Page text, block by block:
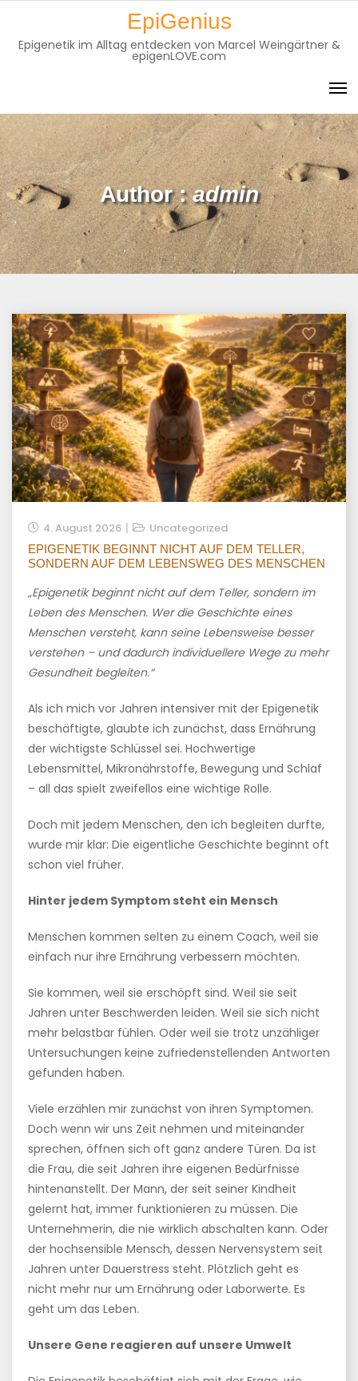
content
EpiGenius
Epigenetik im Alltag entdecken von Marcel Weingärtner &
epigenLOVE.com
Author :admin
4. August 2026 Uncategorized
EPIGENETIK BEGINNT NICHT AUF DEM TELLER,
SONDERN AUF DEM LEBENSWEG DES MENSCHEN
„Epigenetik beginnt nicht auf dem Teller, sondern im
Leben des Menschen. Wer die Geschichte eines
Menschen versteht, kann seine Lebensweise besser
verstehen – und dadurch individuellere Wege zu mehr
Gesundheit begleiten.“
Als ich mich vor Jahren intensiver mit der Epigenetik
beschäftigte, glaubte ich zunächst, dass Ernährung
der wichtigste Schlüssel sei. Hochwertige
Lebensmittel, Mikronährstoffe, Bewegung und Schlaf
– all das spielt zweifellos eine wichtige Rolle.
Doch mit jedem Menschen, den ich begleiten durfte,
wurde mir klar: Die eigentliche Geschichte beginnt oft
schon viel früher.
Hinter jedem Symptom steht ein Mensch
Menschen kommen selten zu einem Coach, weil sie
einfach nur ihre Ernährung verbessern möchten.
Sie kommen, weil sie erschöpft sind. Weil sie seit
Jahren unter Beschwerden leiden. Weil sie sich nicht
mehr belastbar fühlen. Oder weil sie trotz unzähliger
Untersuchungen keine zufriedenstellenden Antworten
gefunden haben.
Viele erzählen mir zunächst von ihren Symptomen.
Doch wenn wir uns Zeit nehmen und miteinander
sprechen, öffnen sich oft ganz andere Türen. Da ist
die Frau, die seit Jahren ihre eigenen Bedürfnisse
hintenanstellt. Der Mann, der seit seiner Kindheit
gelernt hat, immer funktionieren zu müssen. Die
Unternehmerin, die nie wirklich abschalten kann. Oder
der hochsensible Mensch, dessen Nervensystem seit
Jahren unter Dauerstress steht. Plötzlich geht es
nicht mehr nur um Ernährung oder Laborwerte. Es
geht um das Leben.
Unsere Gene reagieren auf unsere Umwelt